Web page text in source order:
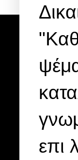
επι